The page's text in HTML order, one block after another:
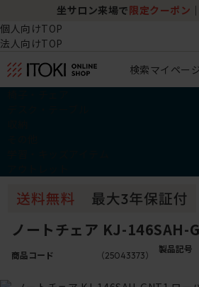
坐サロン来場で 限定クーポン
個人向けTOP
法人向けTOP
検索マイペー
ノートチェア KJ-146SAH-
商品コード （25043373）
製品記号